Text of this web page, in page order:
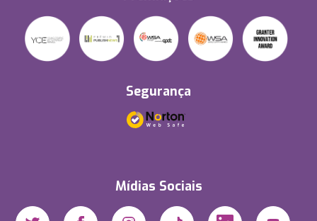
Segurança
Mídias Sociais